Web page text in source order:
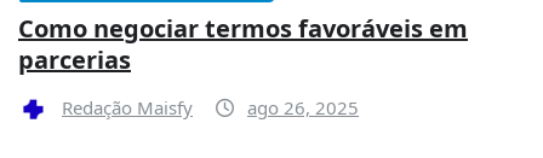
Como negociar termos favoráveis em
parcerias
Redação Maisfy ago 26, 2025